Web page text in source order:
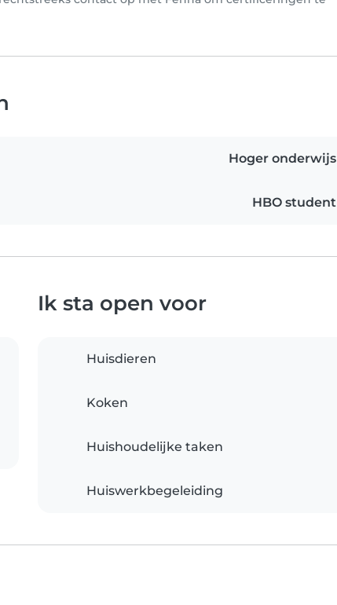
Hoger onderwijs
HBO student
Ik sta open voor
Huisdieren
Koken
Huishoudelijke taken
Huiswerkbegeleiding